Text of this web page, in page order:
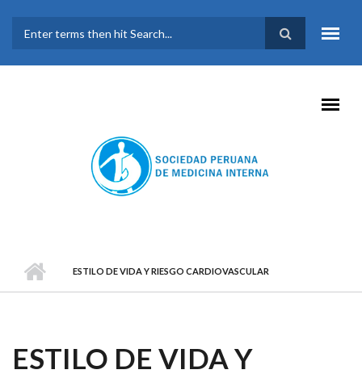
FORMULARIO DE
BÚSQUEDA
ESTILO DE VIDA Y RIESGO CARDIOVASCULAR
ESTILO DE VIDA Y